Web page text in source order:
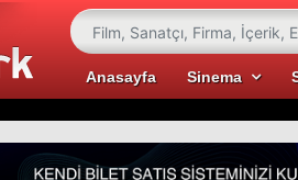
Anasayfa Sinema